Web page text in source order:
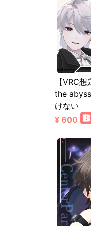
【VRC
the abyss
けない
¥ 600